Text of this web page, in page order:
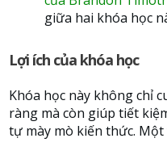
giữa hai khóa học
Lợi ích của khóa học
Khóa học này không chỉ
ràng mà còn giúp tiết
tự mày mò kiến thức.